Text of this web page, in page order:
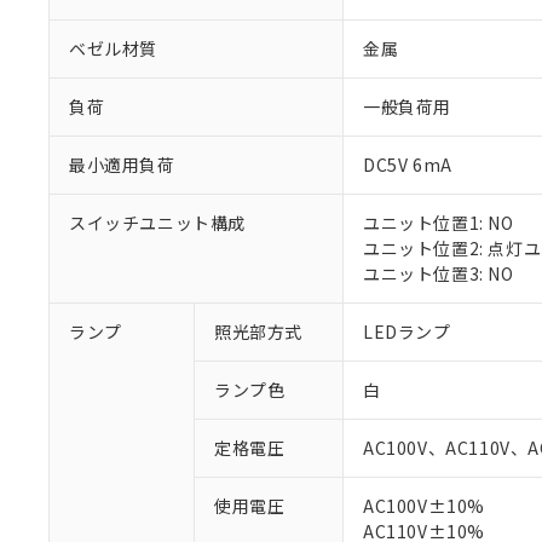
ベゼル材質 金属
負荷 一般負荷用
最小適用負荷 DC5V 6mA
スイッチユニット構成
ユニット位置1: NO
ユニット位置2: 点灯
ユニット位置3: NO
ランプ 照光部方式 LEDランプ
ランプ色 白
定格電圧 AC100V、AC110V、
使用電圧
AC100V±10%
AC110V±10%
ご利用条件
※1 対応状況
対応予定なし：
調査・確認中：
非該当品：ライセ
仕入先様の事情に
※1 中国